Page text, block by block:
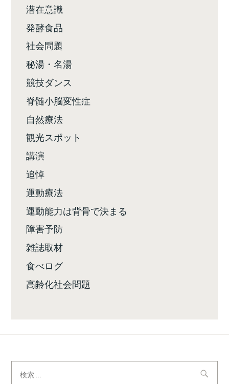
潜在意識
発酵食品
社会問題
秘湯・名湯
競技ダンス
脊髄小脳変性症
自然療法
観光スポット
講演
追悼
運動療法
運動能力は背骨で決まる
障害予防
雑誌取材
食べログ
高齢化社会問題
索: